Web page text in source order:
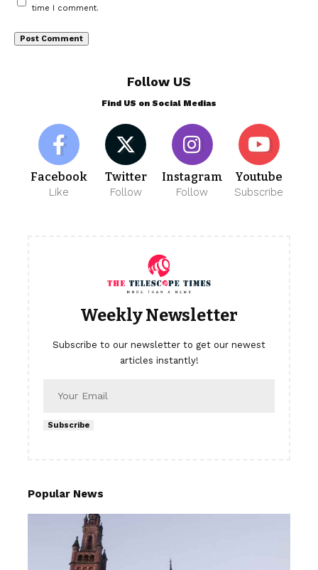
time I comment.
Follow US
Find US on Social Medias
Facebook
Like
Twitter
Follow
Instagram
Follow
Youtube
Subscribe
Weekly Newsletter
Subscribe to our newsletter to get our newest
articles instantly!
Subscribe
Popular News